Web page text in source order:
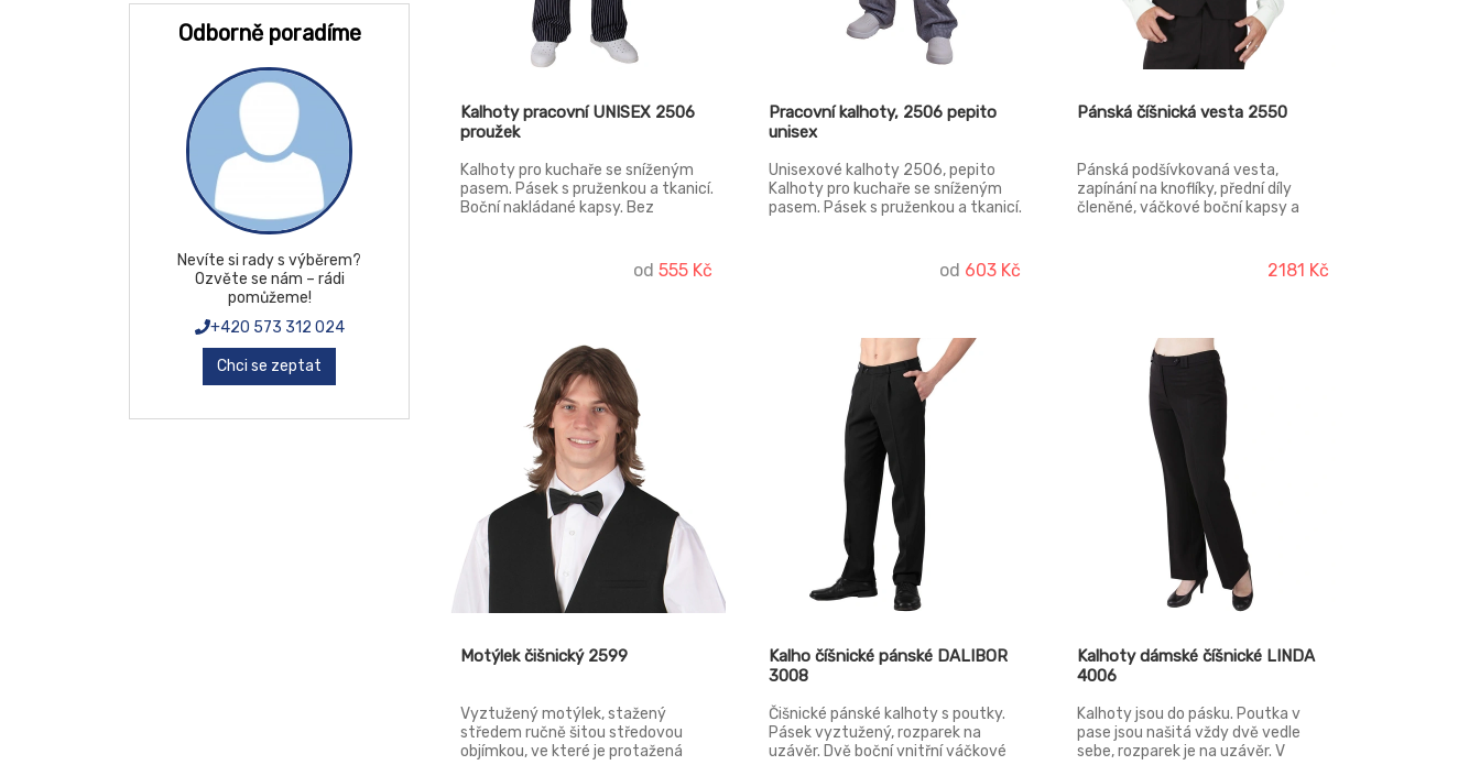
52
54-57
56
57-60
58-61
64ZK
Odborně poradíme
Nevíte si rady s výběrem?
Ozvěte se nám – rádi
pomůžeme!
+420 573 312 024
Chci se zeptat
Kalhoty pracovní UNISEX 2506
proužek
Kalhoty pro kuchaře se sníženým
pasem. Pásek s pruženkou a tkanicí.
Boční nakládané kapsy. Bez
od 555 Kč
Pracovní kalhoty, 2506 pepito
unisex
Unisexové kalhoty 2506, pepito
Kalhoty pro kuchaře se sníženým
pasem. Pásek s pruženkou a tkanicí.
od 603 Kč
Pánská číšnická vesta 2550
Pánská podšívkovaná vesta,
zapínání na knoflíky, přední díly
členěné, váčkové boční kapsy a
2181 Kč
Motýlek čišnický 2599
Vyztužený motýlek, stažený
středem ručně šitou středovou
objímkou, ve které je protažená
Kalho číšnické pánské DALIBOR
3008
Čišnické pánské kalhoty s poutky.
Pásek vyztužený, rozparek na
uzávěr. Dvě boční vnitřní váčkové
Kalhoty dámské číšnické LINDA
4006
Kalhoty jsou do pásku. Poutka v
pase jsou našitá vždy dvě vedle
sebe, rozparek je na uzávěr. V